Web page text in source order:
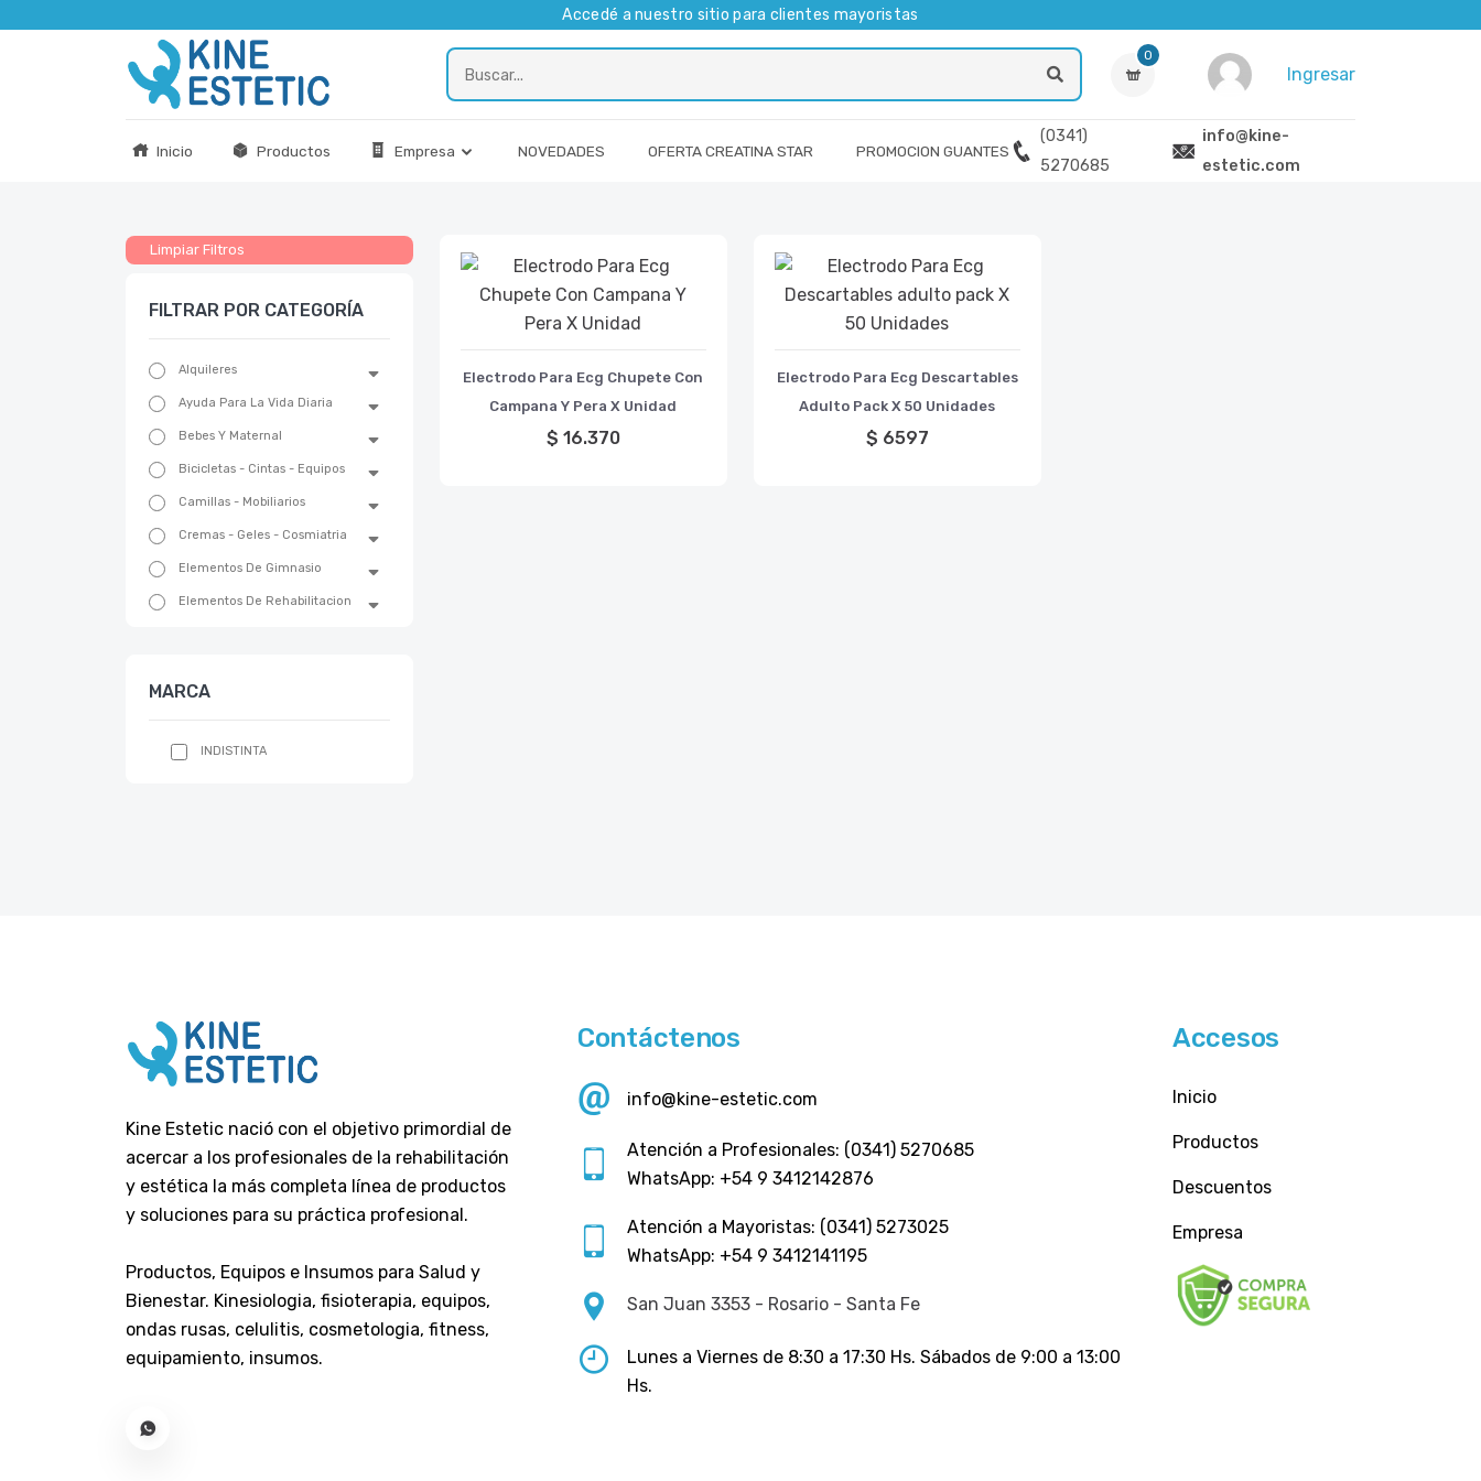
Accedé a nuestro sitio para clientes mayoristas
0
Ingresar
Inicio Productos Empresa NOVEDADES OFERTA CREATINA STAR PROMOCION GUANTES
(0341)
5270685
info@kine-
estetic.com
Limpiar Filtros
FILTRAR POR CATEGORÍA
Alquileres
Ayuda Para La Vida Diaria
Bebes Y Maternal
Bicicletas - Cintas - Equipos
Camillas - Mobiliarios
Cremas - Geles - Cosmiatria
Elementos De Gimnasio
Elementos De Rehabilitacion
Equipos Fisioterapia
Papeles Rollo
Pinzas Clamp
Tubuladuras Para Equipos
Esterilizacion
Estetica
Ginecologia
Higiene Y Cuidados
Insumos Descartables
Limpieza Institucional
MARCA
INDISTINTA
Electrodo Para Ecg Chupete Con
Campana Y Pera X Unidad
$ 16.370
Electrodo Para Ecg Descartables
Adulto Pack X 50 Unidades
$ 6597
Kine Estetic nació con el objetivo primordial de
acercar a los profesionales de la rehabilitación
y estética la más completa línea de productos
y soluciones para su práctica profesional.
Productos, Equipos e Insumos para Salud y
Bienestar. Kinesiologia, fisioterapia, equipos,
ondas rusas, celulitis, cosmetologia, fitness,
equipamiento, insumos.
Contáctenos
info@kine-estetic.com
Atención a Profesionales: (0341) 5270685
WhatsApp: +54 9 3412142876
Atención a Mayoristas: (0341) 5273025
WhatsApp: +54 9 3412141195
San Juan 3353 - Rosario - Santa Fe
Lunes a Viernes de 8:30 a 17:30 Hs. Sábados de 9:00 a 13:00
Hs.
Accesos
Inicio
Productos
Descuentos
Empresa